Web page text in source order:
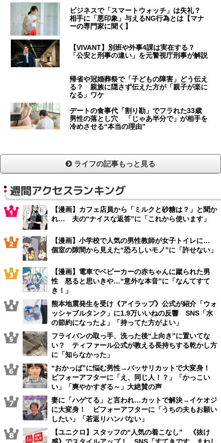
ビジネスで「スマートウォッチ」は失礼？
相手に「悪印象」与えるNG行為とは【マナ
ーの専門家に聞く】
【VIVANT】別班や外事4課は実在する？
「公安と刑事の違い」を元警視庁刑事が解説
帰省や冠婚葬祭で「子どもの障害」どう伝え
る？ 親族に隠さず伝えた方が「親子が楽に
なる」ワケ
デートの食事代「割り勘」でフラれた33歳
男性の落とし穴 「じゃあ半分で」が相手を
冷めさせる“本当の理由”
ライフの記事もっと見る
週間アクセスランキング
【漫画】カフェ店員から「ミルクと砂糖は？」と聞か
れ… 夫の“ナイスな返答”に「これから使います」
【漫画】小学校で人気の男性教師が女子トイレに…
個室の隙間から見えた“恐ろしいモノ”に「許せない」
【漫画】電車でベビーカーの赤ちゃんに蹴られた男
性 怒ると思いきや…“意外な本音”に「なんてすて
き！」
熊本地震発生を受け《アイラップ》公式が紹介「ウォ
ッシャブルタンク」に1.9万いいねの反響 SNS「水
の節約になったよ」「持ってた方がよい」
フライパンの取っ手、洗った後“上向き”に置いてな
い？ ティファール公式が教える長持ちする乾かし方
に「知らなかった」
“おかっぱ”に悩む男性→バッサリカットで大変身！
ビフォーアフターに「え、同じ人！？」「かっこい
い」「爽やかすぎる～」大絶賛の声
妻に「ハゲてる」と言われ…カットで解決→イケオジ
に大変身！ ビフォーアフターに「うちの夫もお願い
したい」「若返りハンパない」
【ユニクロ】スタッフの“人気の着こなし” 《抜け